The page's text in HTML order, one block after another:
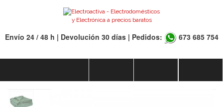
Envío 24 / 48 h | Devolución 30 días | Pedidos: 673 685 754